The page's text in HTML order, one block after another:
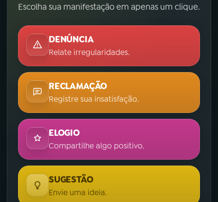
Escolha sua manifestação em apenas um clique.
DENÚNCIA
Relate irregularidades.
RECLAMAÇÃO
Registre sua insatisfação.
ELOGIO
Compartilhe algo positivo.
SUGESTÃO
Envie uma ideia.